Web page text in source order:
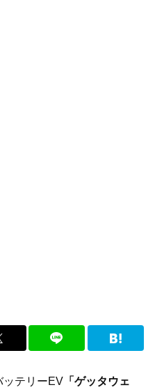
ッテリーEV 「ゲッタウェ